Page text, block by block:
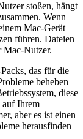
stoßen, hängt
Wenn
Mac-Gerät
führen. Dateien
Nutzer.
das für die
beheben
diese
auf Ihrem
aber es ist einen
herausfinden